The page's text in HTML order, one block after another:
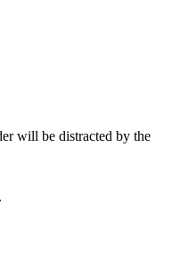
will be distracted by the